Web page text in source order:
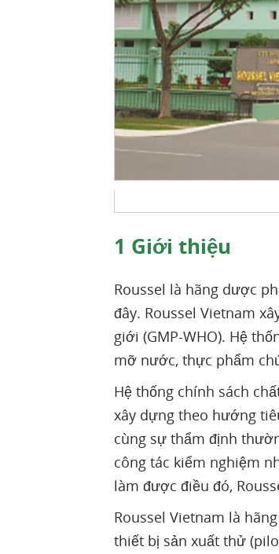
1 Giới thiệu
Roussel là hãng dược
đây. Roussel Vietnam
giới (GMP-WHO). Hệ
mỡ nước, thực phẩm
Hệ thống chính sách
xây dựng theo hướng
cùng sự thẩm định
công tác kiểm nghiệm
làm được điều đó,
Roussel Vietnam là
thiết bị sản xuất thử